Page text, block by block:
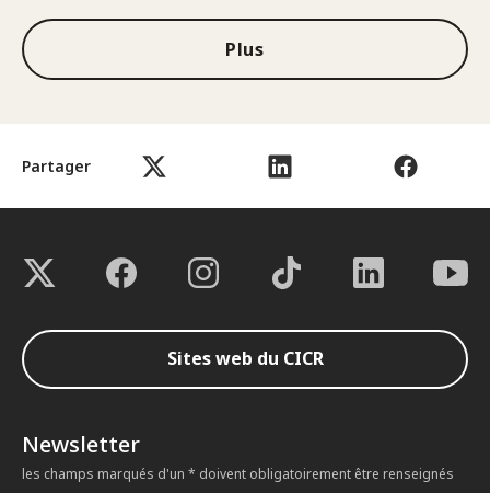
Partager
Plus
Sites web du CICR
Newsletter
les champs marqués d'un * doivent obligatoirement être renseignés